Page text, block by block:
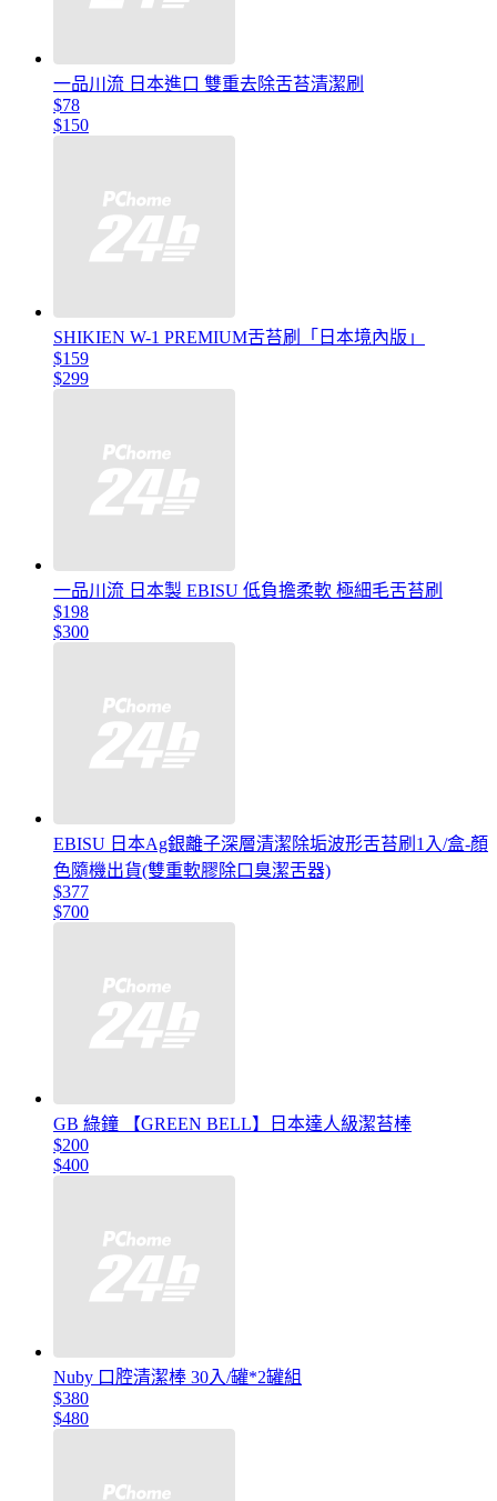
一品川流 日本進口 雙重去除舌苔清潔刷
$78
$150
SHIKIEN W-1 PREMIUM舌苔刷「日本境內版」
$159
$299
一品川流 日本製 EBISU 低負擔柔軟 極細毛舌苔刷
$198
$300
EBISU 日本Ag銀離子深層清潔除垢波形舌苔刷1入/盒-顏
色隨機出貨(雙重軟膠除口臭潔舌器)
$377
$700
GB 綠鐘 【GREEN BELL】日本達人級潔苔棒
$200
$400
Nuby 口腔清潔棒 30入/罐*2罐組
$380
$480